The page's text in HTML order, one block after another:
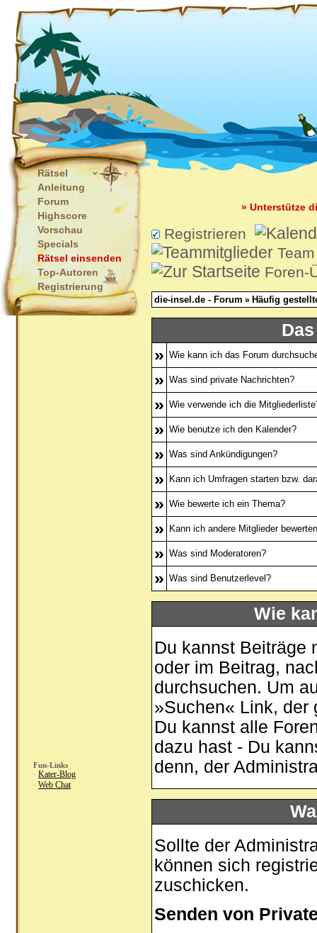
Rätsel
Anleitung
Forum
Highscore
Vorschau
Specials
Rätsel einsenden
Top-Autoren
Registrierung
Fun-Links
· Kater-Blog
· Web Chat
» Unterstütze
Registrieren
Team
Foren-
die-insel.de - Forum » Häufig
» Wie kann ich das Forum
» Was sind private Nachrichten?
» Wie verwende ich die
» Wie benutze ich den Kalender?
» Was sind Ankündigungen?
» Kann ich Umfragen starten bzw.
» Wie bewerte ich ein Thema?
» Kann ich andere Mitglieder
» Was sind Moderatoren?
» Was sind Benutzerlevel?
Wie
Du kannst Beiträge
oder im Beitrag,
durchsuchen. Um
»Suchen« Link, der
Du kannst alle
dazu hast - Du
denn, der
Sollte der
können sich
zuschicken.
Senden von